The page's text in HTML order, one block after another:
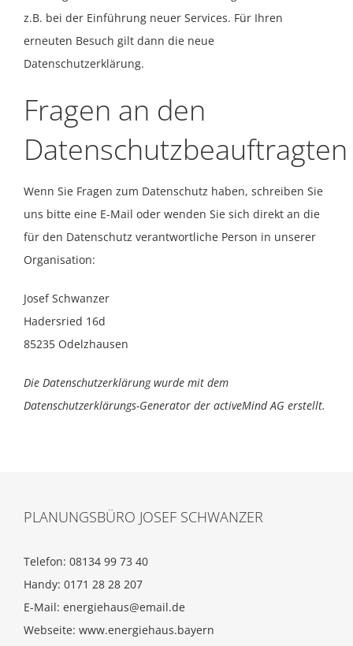
z.B. bei der Einführung neuer Services. Für Ihren
erneuten Besuch gilt dann die neue
Datenschutzerklärung.
Fragen an den
Datenschutzbeauftragten
Wenn Sie Fragen zum Datenschutz haben, schreiben Sie
uns bitte eine E-Mail oder wenden Sie sich direkt an die
für den Datenschutz verantwortliche Person in unserer
Organisation:
Josef Schwanzer
Hadersried 16d
85235 Odelzhausen
Die Datenschutzerklärung wurde mit dem
Datenschutzerklärungs-Generator der activeMind AG erstellt.
PLANUNGSBÜRO JOSEF SCHWANZER
Telefon: 08134 99 73 40
Handy: 0171 28 28 207
E-Mail: energiehaus@email.de
Webseite: www.energiehaus.bayern